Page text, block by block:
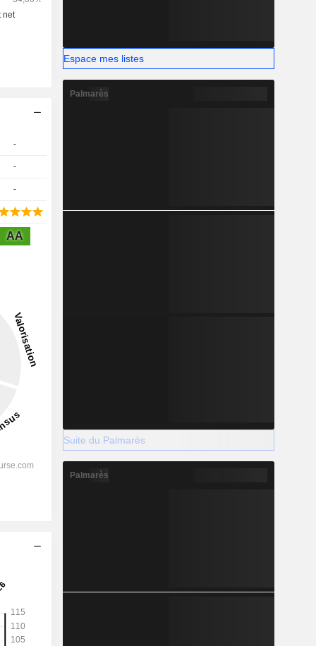
-
-
-
AA
Espace mes listes
Palmarès
Suite du Palmarès
Palmarès